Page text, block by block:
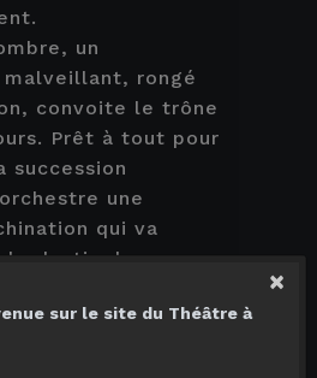
un
malveillant, rongé
convoite le trône
Prêt à tout pour
succession
une
qui va
le destin du
monde, le jeune
une quête
×
sur le site du Théâtre à